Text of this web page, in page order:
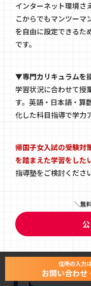
インターネット環境さ
こからでもマンツーマ
を自由に設定できるた
です。
▼専門カリキュラムを
学習状況に合わせて授
す。英語・日本語・算
化した科目指導で学力
帰国子女入試の受験対
を踏まえた学習をした
指導塾をご検討くださ
無
帰国子女枠
住所の入力
お問い合わせ